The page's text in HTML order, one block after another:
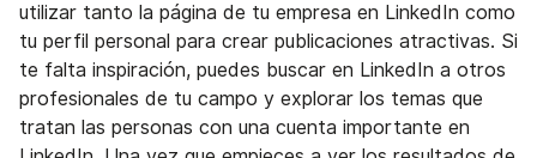
utilizar tanto la página de tu empresa en LinkedIn como
tu perfil personal para crear publicaciones atractivas. Si
te falta inspiración, puedes buscar en LinkedIn a otros
profesionales de tu campo y explorar los temas que
tratan las personas con una cuenta importante en